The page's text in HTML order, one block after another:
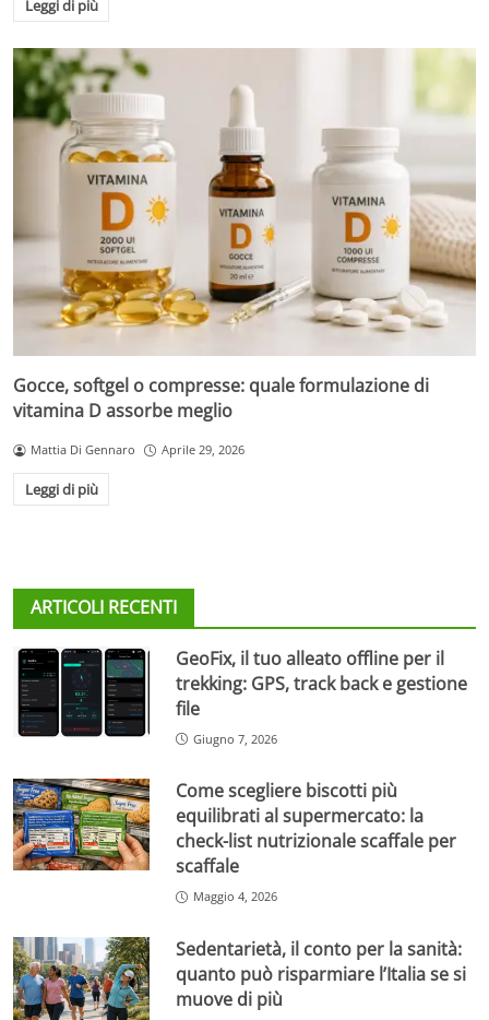
Leggi di più
Gocce, softgel o compresse: quale formulazione di
vitamina D assorbe meglio
Mattia Di Gennaro Aprile 29, 2026
Leggi di più
ARTICOLI RECENTI
GeoFix, il tuo alleato offline per il
trekking: GPS, track back e gestione
file
Giugno 7, 2026
Come scegliere biscotti più
equilibrati al supermercato: la
check-list nutrizionale scaffale per
scaffale
Maggio 4, 2026
Sedentarietà, il conto per la sanità:
quanto può risparmiare l’Italia se si
muove di più